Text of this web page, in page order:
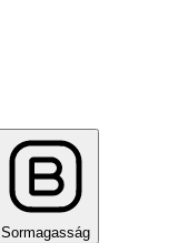
Sormagasság